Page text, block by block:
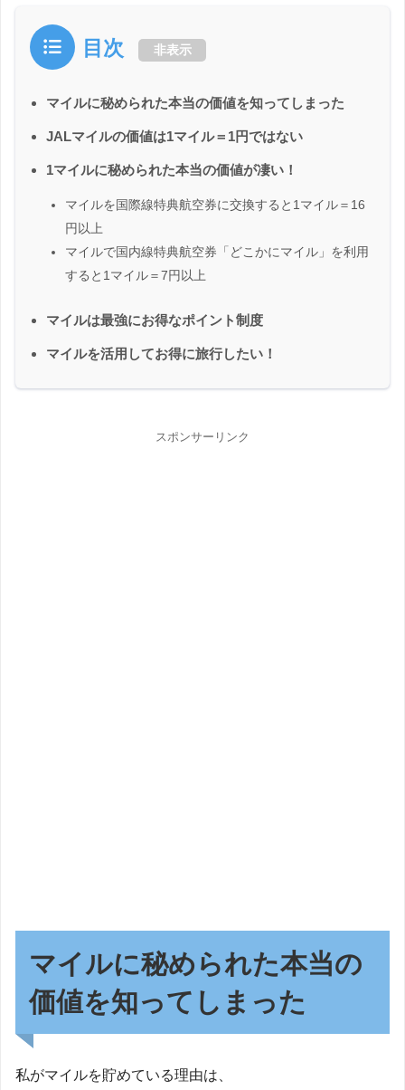
目次 非表示
マイルに秘められた本当の価値を知ってしまった
JALマイルの価値は1マイル＝1円ではない
1マイルに秘められた本当の価値が凄い！
マイルを国際線特典航空券に交換すると1マイル＝16
円以上
マイルで国内線特典航空券「どこかにマイル」を利用
すると1マイル＝7円以上
マイルは最強にお得なポイント制度
マイルを活用してお得に旅行したい！
スポンサーリンク
マイルに秘められた本当の
価値を知ってしまった
私がマイルを貯めている理由は、